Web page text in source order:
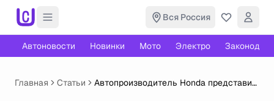
Вся Россия
Автоновости Новинки Мото Электро
Главная Статьи
Автопроизводитель Honda представил